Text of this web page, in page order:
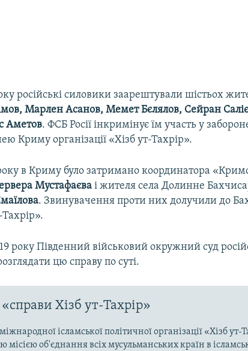
російські силовики заарештували шістьох
Марлен Асанов, Мемет Бєлялов, Сейран
Аметов. ФСБ Росії інкримінує їм участь у
Криму організації «Хізб ут-Тахрір».
в Криму було затримано координатора
Мустафаєва і жителя села Долинне
. Звинувачення проти них долучили до
року Південний військовий окружний суд
цю справу по суті.
Хізб ут-Тахрір»
ісламської політичної організації «Хізб ут-
місією об'єднання всіх мусульманських країн в